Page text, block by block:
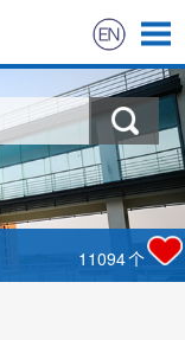
11094个